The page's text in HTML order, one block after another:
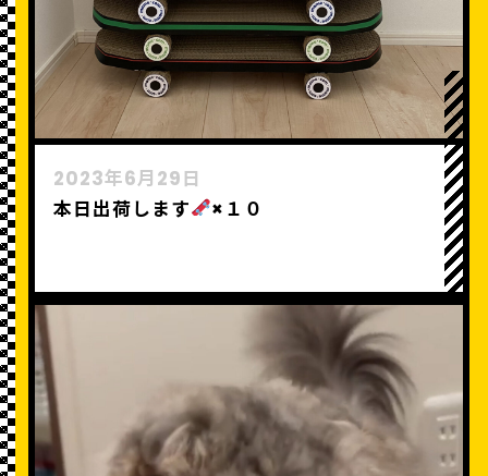
2023年6月29日
本日出荷します
×１０